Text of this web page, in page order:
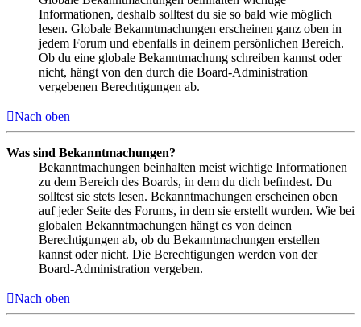
Informationen, deshalb solltest du sie so bald wie möglich
lesen. Globale Bekanntmachungen erscheinen ganz oben in
jedem Forum und ebenfalls in deinem persönlichen Bereich.
Ob du eine globale Bekanntmachung schreiben kannst oder
nicht, hängt von den durch die Board-Administration
vergebenen Berechtigungen ab.
Nach oben
Was sind Bekanntmachungen?
Bekanntmachungen beinhalten meist wichtige Informationen
zu dem Bereich des Boards, in dem du dich befindest. Du
solltest sie stets lesen. Bekanntmachungen erscheinen oben
auf jeder Seite des Forums, in dem sie erstellt wurden. Wie bei
globalen Bekanntmachungen hängt es von deinen
Berechtigungen ab, ob du Bekanntmachungen erstellen
kannst oder nicht. Die Berechtigungen werden von der
Board-Administration vergeben.
Nach oben